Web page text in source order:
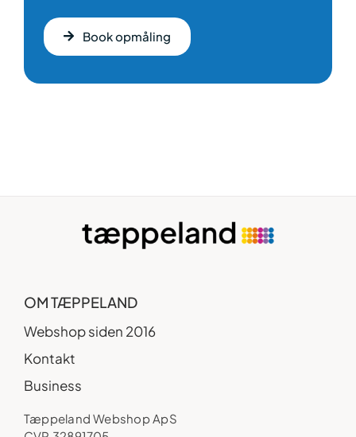
Book opmåling
OM TÆPPELAND
Webshop siden 2016
Kontakt
Business
Tæppeland Webshop ApS